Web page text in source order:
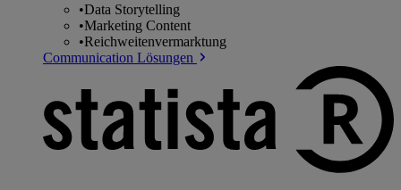
•Data Storytelling
•Marketing Content
•Reichweitenvermarktung
Communication Lösungen